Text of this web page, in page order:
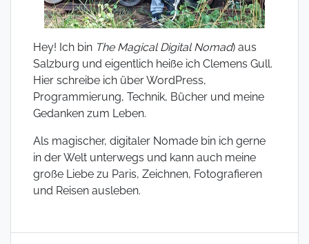
Hey! Ich bin The Magical Digital Nomad) aus
Salzburg und eigentlich heiße ich Clemens Gull.
Hier schreibe ich über WordPress,
Programmierung, Technik, Bücher und meine
Gedanken zum Leben.
Als magischer, digitaler Nomade bin ich gerne
in der Welt unterwegs und kann auch meine
große Liebe zu Paris, Zeichnen, Fotografieren
und Reisen ausleben.